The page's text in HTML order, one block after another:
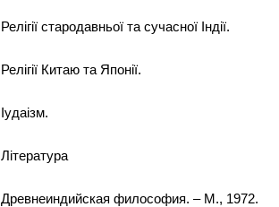
Релігії стародавньої та сучасної Індії.
Релігії Китаю та Японії.
Іудаізм.
Література
Древнеиндийская философия. – М., 1972.